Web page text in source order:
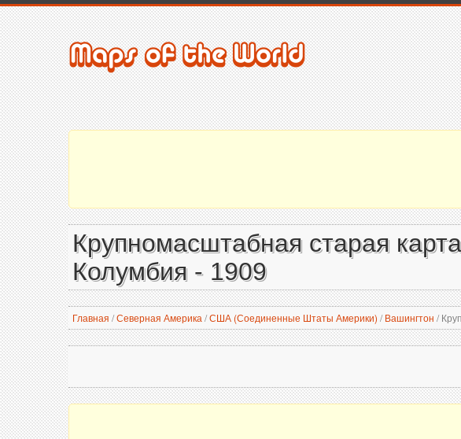
Крупномасштабная старая
Колумбия - 1909
Главная /Северная Америка /США (Соединенные Штаты Америки) / Вашингтон /